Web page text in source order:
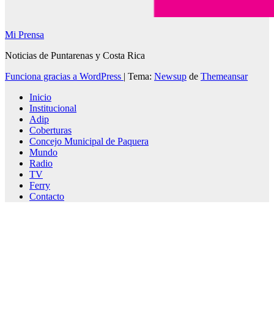
Mi Prensa
Noticias de Puntarenas y Costa Rica
Funciona gracias a WordPress | Tema: Newsup de Themeansar
Inicio
Institucional
Adip
Coberturas
Concejo Municipal de Paquera
Mundo
Radio
TV
Ferry
Contacto